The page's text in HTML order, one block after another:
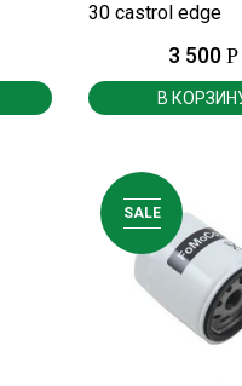
30 castrol edge
3 500 Р
В
SALE